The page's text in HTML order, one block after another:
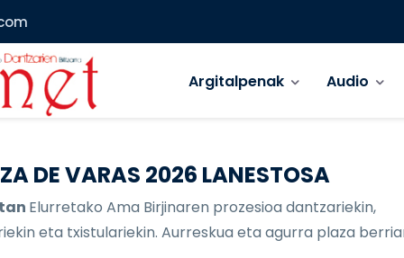
Argitalpenak Audio
DE VARAS 2026 LANESTOSA
Elurretako Ama Birjinaren prozesioa dantzariekin,
eta txistulariekin. Aurreskua eta agurra plaza